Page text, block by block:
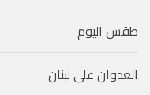
طقس اليوم
العدوان على لبنان